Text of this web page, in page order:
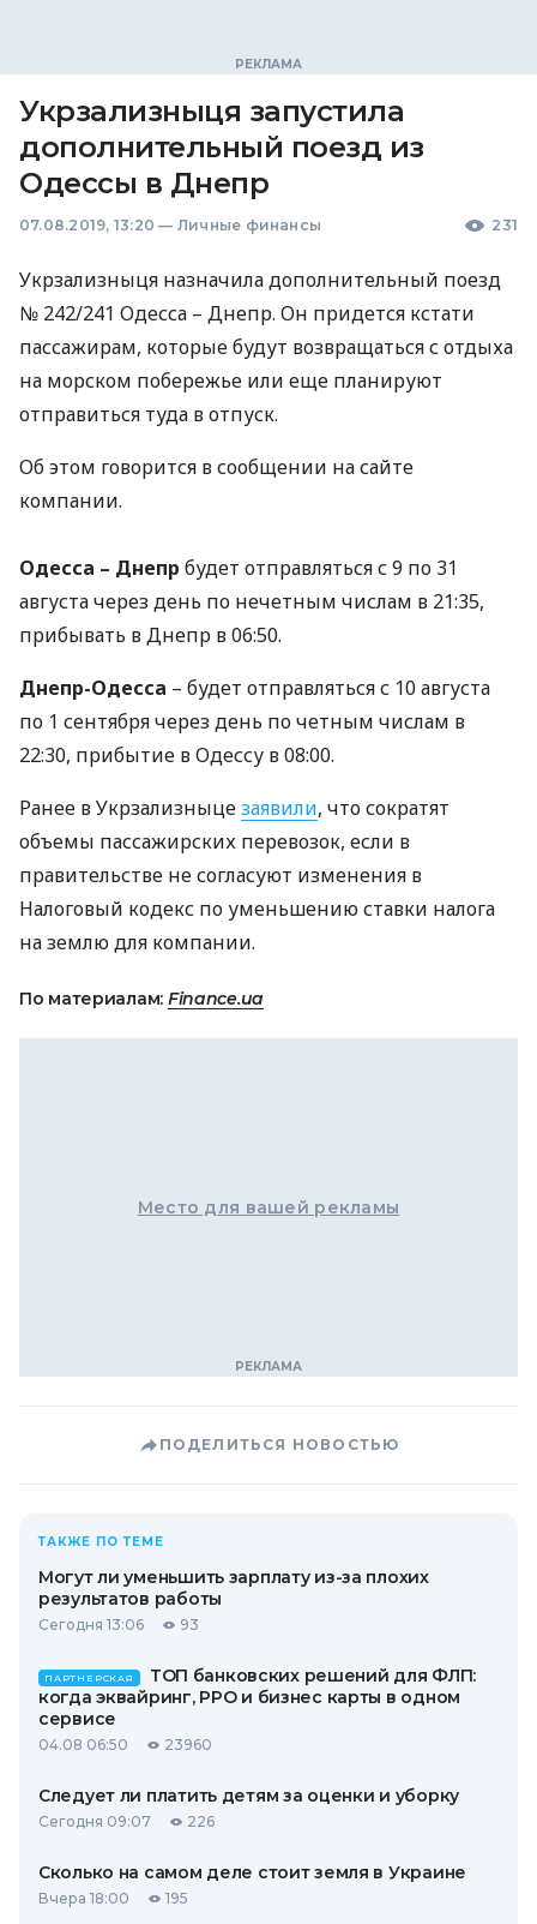
Укрзализныця запустила
дополнительный поезд из
Одессы в Днепр
07.08.2019, 13:20 — Личные финансы 231
Укрзализныця назначила дополнительный поезд
№ 242/241 Одесса – Днепр. Он придется кстати
пассажирам, которые будут возвращаться с отдыха
на морском побережье или еще планируют
отправиться туда в отпуск.
Об этом говорится в сообщении на сайте
компании.
Одесса – Днепр будет отправляться с 9 по 31
августа через день по нечетным числам в 21:35,
прибывать в Днепр в 06:50.
Днепр-Одесса – будет отправляться с 10 августа
по 1 сентября через день по четным числам в
22:30, прибытие в Одессу в 08:00.
Ранее в Укрзализныцезаявили, что сократят
объемы пассажирских перевозок, если в
правительстве не согласуют изменения в
Налоговый кодекс по уменьшению ставки налога
на землю для компании.
По материалам: Finance.ua
Место для вашей рекламы
ПОДЕЛИТЬСЯ НОВОСТЬЮ
ТАКЖЕ ПО ТЕМЕ
Могут ли уменьшить зарплату из-за плохих
результатов работы
Сегодня 13:06 93
ПАРТНЕРСКАЯ
ТОП банковских решений для ФЛП:
когда эквайринг, РРО и бизнес карты в одном
сервисе
04.08 06:50 23960
Следует ли платить детям за оценки и уборку
Сегодня 09:07 226
Сколько на самом деле стоит земля в Украине
Вчера 18:00 195